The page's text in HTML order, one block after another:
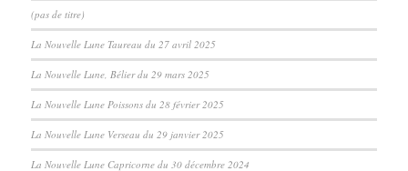
(pas de titre)
La Nouvelle Lune Taureau du 27 avril 2025
La Nouvelle Lune, Bélier du 29 mars 2025
La Nouvelle Lune Poissons du 28 février 2025
La Nouvelle Lune Verseau du 29 janvier 2025
La Nouvelle Lune Capricorne du 30 décembre 2024